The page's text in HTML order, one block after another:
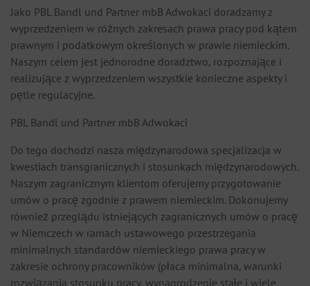
Jako PBL Bandl und Partner mbB Adwokaci doradzamy z
wyprzedzeniem w różnych zakresach prawa pracy pod kątem
prawnym i podatkowym określonych w prawie niemieckim.
Naszym celem jest jednorodne doradztwo, rozpoznające i
realizujące z wyprzedzeniem wszystkie konieczne aspekty i
pętle regulacyjne.
PBL Bandl und Partner mbB Adwokaci
Do tego dochodzi nasza międzynarodowa specjalizacja w
kwestiach transgranicznych i stosunkach międzynarodowych.
Naszym zagranicznym klientom oferujemy przygotowanie
umów o pracę zgodnie z prawem niemieckim. Dokonujemy
również przeglądu istniejących zagranicznych umów o pracę
w Niemczech w ramach ustawowego przestrzegania
minimalnych standardów niemieckiego prawa pracy w
zakresie ochrony pracowników (płaca minimalna, warunki
rozwiązania stosunku pracy, wynagrodzenie stałe i wiele